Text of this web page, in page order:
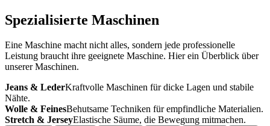
Spezialisierte Maschinen
Eine Maschine macht nicht alles, sondern jede professionelle
Leistung braucht ihre geeignete Maschine. Hier ein Überblick über
unserer Maschinen.
Jeans & LederKraftvolle Maschinen für dicke Lagen und stabile
Nähte.
Wolle & FeinesBehutsame Techniken für empfindliche Materialien.
Stretch & JerseyElastische Säume, die Bewegung mitmachen.